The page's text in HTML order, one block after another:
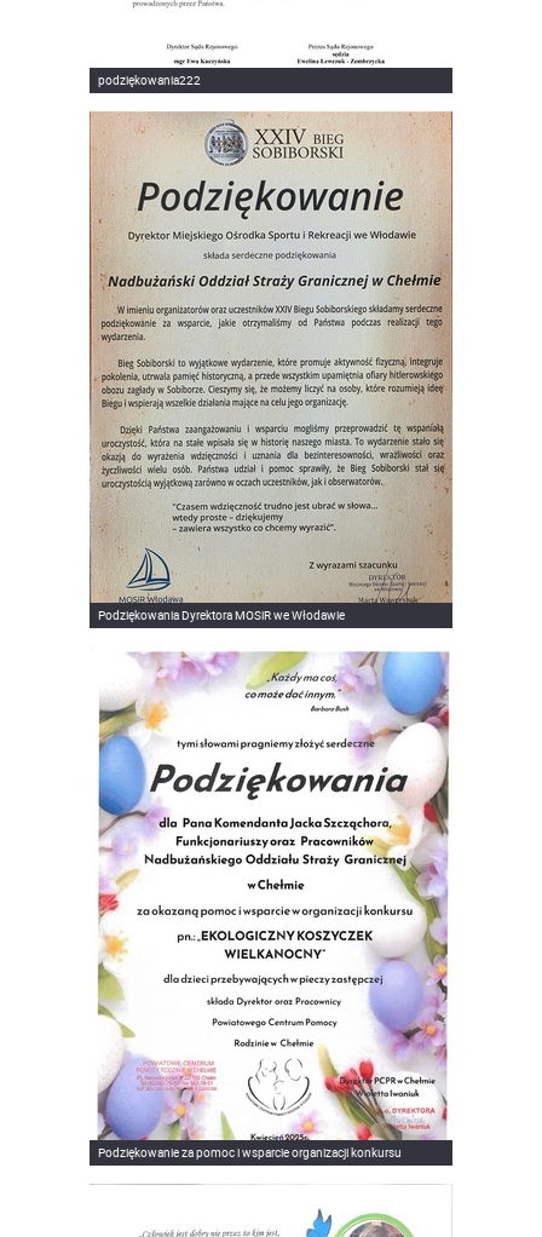
podziękowania222
Podziękowania Dyrektora MOSiR we Włodawie
Podziękowanie za pomoc i wsparcie organizacji konkursu